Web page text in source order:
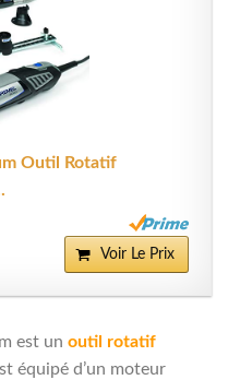
Outil Rotatif
Voir Le Prix
est un outil rotatif
équipé d’un moteur